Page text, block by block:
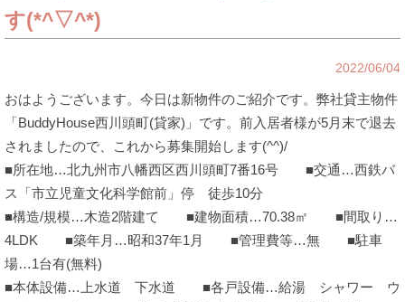
す(*^▽^*)
2022/06/04
おはようございます。今日は新物件のご紹介です。弊社貸主物件
「BuddyHouse西川頭町(貸家)」です。前入居者様が5月末で退去
されましたので、これから募集開始します(^^)/
■所在地…北九州市八幡西区西川頭町7番16号 ■交通…西鉄バ
ス「市立児童文化科学館前」停 徒歩10分
■構造/規模…木造2階建て ■建物面積…70.38㎡ ■間取り…
4LDK ■築年月…昭和37年1月 ■管理費等…無 ■駐車
場…1台有(無料)
■本体設備…上水道 下水道 ■各戸設備…給湯 シャワー ウ